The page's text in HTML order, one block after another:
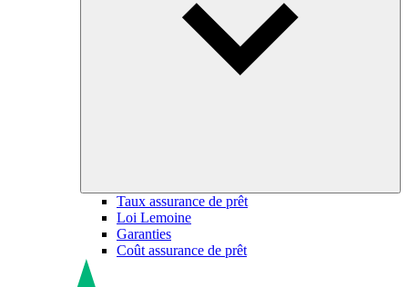
Taux assurance de prêt
Loi Lemoine
Garanties
Coût assurance de prêt